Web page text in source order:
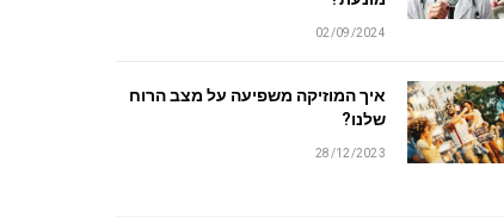
02/09/2024
איך המוזיקה משפיעה על מצב הרוח
שלנו?
28/12/2023